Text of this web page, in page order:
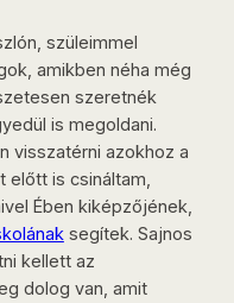
szüleimmel
amikben néha még
szeretnék
is megoldani.
visszatérni azokhoz a
előtt is csináltam,
Ében kiképzőjének,
segítek. Sajnos
kellett az
dolog van, amit